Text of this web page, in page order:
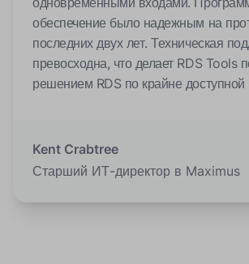
обеспечение было надежным на
последних двух лет. Техническая
превосходна, что делает RDS Tools
решением RDS по крайне доступной
Kent Crabtree
Старший ИТ-директор в Maximus